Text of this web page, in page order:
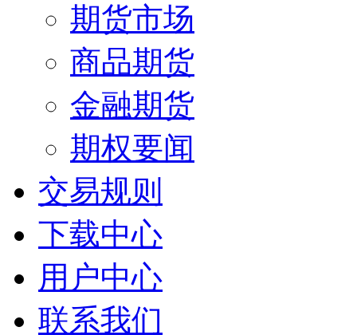
期货市场
商品期货
金融期货
期权要闻
交易规则
下载中心
用户中心
联系我们